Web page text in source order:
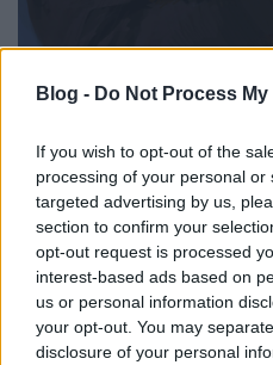
Blog - Do Not Process
If you wish to opt-out of the
processing of your personal
targeted advertising by us,
section to confirm your
opt-out request is processed
interest-based ads based on
us or personal information
your opt-out. You may
disclosure of your personal
Únió Úra!
Hácsé77 •2017. február 03.
Tegnap itt volt Magyar
tisztelve a mi Elnökünket
látogatta bennünket.
Hácsé77•2016. december 17.